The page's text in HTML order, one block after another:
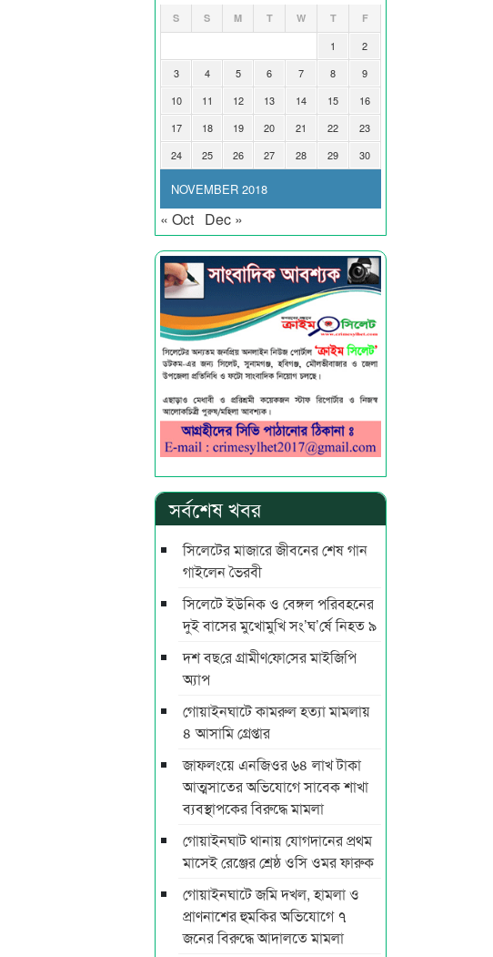
NOVEMBER 2018
S S M T W T F
1
2
3
4 5 6 7 8
9
10
11 12 13 14 15
16
17
18 19 20 21 22
23
24
25 26 27 28 29 30
« Oct Dec »
সর্বশেষ খবর
সিলেটের মাজারে জীবনের শেষ গান
গাইলেন ভৈরবী
সিলেটে ইউনিক ও বেঙ্গল পরিবহনের
দুই বাসের মুখোমুখি সং’ঘ’র্ষে নিহত ৯
দশ বছ‌রে গ্রামীণ‌ফো‌সের মাইজিপি
অ্যাপ
গোয়াইনঘাটে কামরুল হত্যা মামলায়
৪ আসামি গ্রেপ্তার
জাফলংয়ে এনজিওর ৬৪ লাখ টাকা
আত্মসাতের অভিযোগে সাবেক শাখা
ব্যবস্থাপকের বিরুদ্ধে মামলা
গোয়াইনঘাট থানায় যোগদানের প্রথম
মাসেই রেঞ্জের শ্রেষ্ঠ ওসি ওমর ফারুক
গোয়াইনঘাটে জমি দখল, হামলা ও
প্রাণনাশের হুমকির অভিযোগে ৭
জনের বিরুদ্ধে আদালতে মামলা